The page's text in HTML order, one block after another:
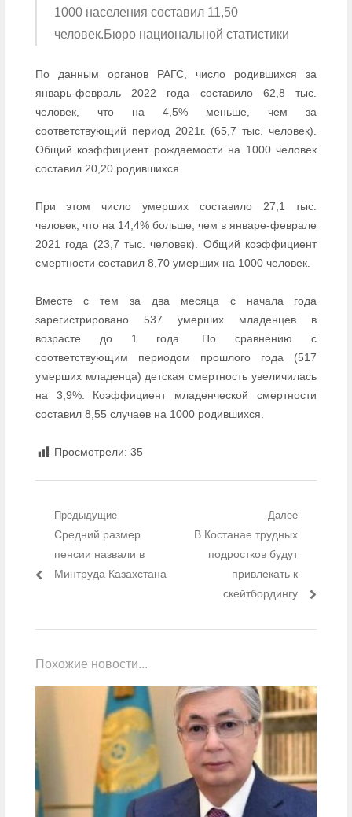
1000 населения составил 11,50
человек.Бюро национальной статистики
По данным органов РАГС, число родившихся за
январь-февраль 2022 года составило 62,8 тыс.
человек, что на 4,5% меньше, чем за
соответствующий период 2021г. (65,7 тыс. человек).
Общий коэффициент рождаемости на 1000 человек
составил 20,20 родившихся.
При этом число умерших составило 27,1 тыс.
человек, что на 14,4% больше, чем в январе-феврале
2021 года (23,7 тыс. человек). Общий коэффициент
смертности составил 8,70 умерших на 1000 человек.
Вместе с тем за два месяца с начала года
зарегистрировано 537 умерших младенцев в
возрасте до 1 года. По сравнению с
соответствующим периодом прошлого года (517
умерших младенца) детская смертность увеличилась
на 3,9%. Коэффициент младенческой смертности
составил 8,55 случаев на 1000 родившихся.
Просмотрели: 35
Навигация по записям
Предыдущие
Предыдущий пост:
Средний размер
пенсии назвали в
Минтруда Казахстана
Далее
Следующий пост:
В Костанае трудных
подростков будут
привлекать к
скейтбордингу
Похожие новости...